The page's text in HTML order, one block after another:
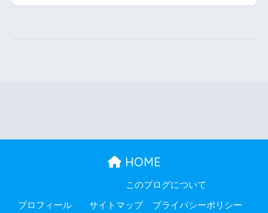
HOME
プロフィール
このブログについて
サイトマップ プライバシーポリシー